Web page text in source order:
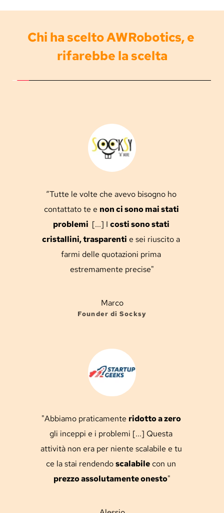
Chi ha scelto AWRobotics, e
rifarebbe la scelta
“Tutte le volte che avevo bisogno ho
contattato te e non ci sono mai stati
problemi [...] I costi sono stati
cristallini, trasparenti e sei riuscito a
farmi delle quotazioni prima
estremamente precise"
Marco
Founder di Socksy
"Abbiamo praticamente ridotto a zero
gli inceppi e i problemi [...] Questa
attività non era per niente scalabile e tu
ce la stai rendendo scalabile
prezzo assolutamente onesto"